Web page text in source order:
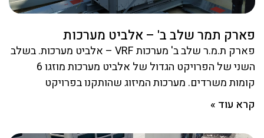
פארק תמר שלב ב' – אלביט מערכות
פארק ת.מ.ר שלב ב' מערכות VRF – אלביט מערכות. בשלב
השני של הפרויקט הגדול של אלביט מערכות מוזגו 6
קומות משרדים. מערכות המיזוג שהותקנו בפרויקט
קרא עוד »